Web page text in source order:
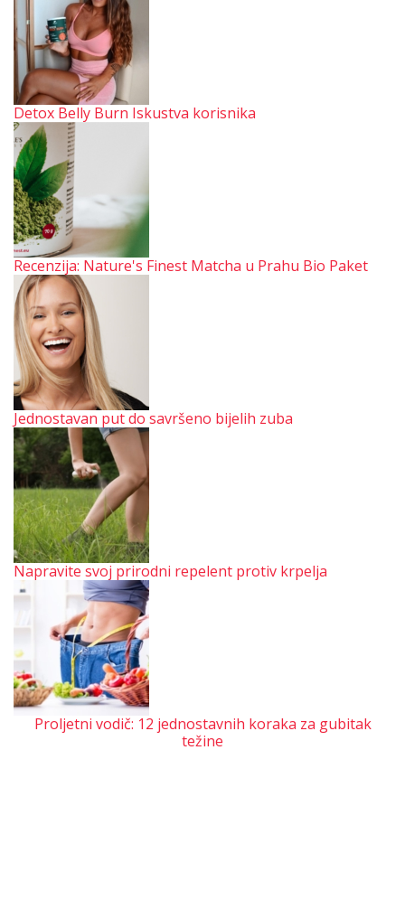
Detox Belly Burn Iskustva korisnika
Recenzija: Nature's Finest Matcha u Prahu Bio Paket
Jednostavan put do savršeno bijelih zuba
Napravite svoj prirodni repelent protiv krpelja
Proljetni vodič: 12 jednostavnih koraka za gubitak
težine